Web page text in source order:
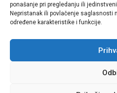
ponašanje pri pregledanju ili
Nepristanak ili povlačenje saglasnosti
određene karakteristike i funkcije.
Sva prava zadržana |
Dev: